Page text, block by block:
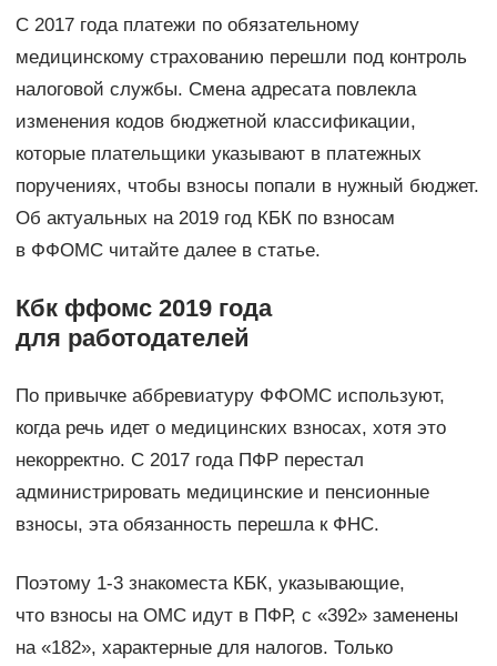
С 2017 года платежи по обязательному
медицинскому страхованию перешли под контроль
налоговой службы. Смена адресата повлекла
изменения кодов бюджетной классификации,
которые плательщики указывают в платежных
поручениях, чтобы взносы попали в нужный бюджет.
Об актуальных на 2019 год КБК по взносам
в ФФОМС читайте далее в статье.
Кбк ффомс 2019 года
для работодателей
По привычке аббревиатуру ФФОМС используют,
когда речь идет о медицинских взносах, хотя это
некорректно. С 2017 года ПФР перестал
администрировать медицинские и пенсионные
взносы, эта обязанность перешла к ФНС.
Поэтому 1-3 знакоместа КБК, указывающие,
что взносы на ОМС идут в ПФР, с «392» заменены
на «182», характерные для налогов. Только